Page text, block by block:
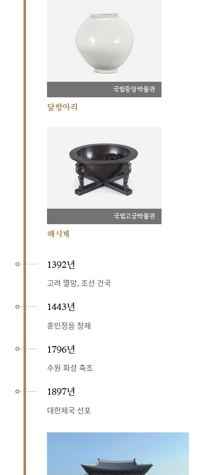
국립중앙박물관
달항아리
국립고궁박물관
해시계
1392년
고려 멸망, 조선 건국
1443년
훈민정음 창제
1796년
수원 화성 축조
1897년
대한제국 선포